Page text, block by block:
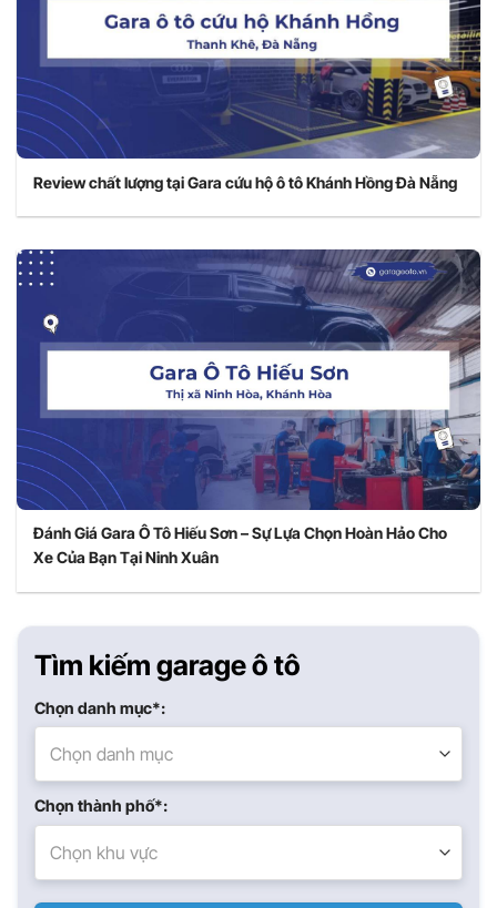
Review chất lượng tại Gara cứu hộ ô tô Khánh Hồng Đà Nẵng
Đánh Giá Gara Ô Tô Hiếu Sơn – Sự Lựa Chọn Hoàn Hảo Cho
Xe Của Bạn Tại Ninh Xuân
Tìm kiếm garage ô tô
Chọn danh mục*:
Chọn danh mục
Chọn thành phố*:
Chọn khu vực